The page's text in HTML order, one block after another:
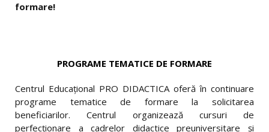
formare!
PROGRAME TEMATICE DE FORMARE
Centrul Educaţional PRO DIDACTICA oferă în continuare
programe tematice de formare la solicitarea
beneficiarilor. Centrul organizează cursuri de
perfecţionare a cadrelor didactice preuniversitare şi